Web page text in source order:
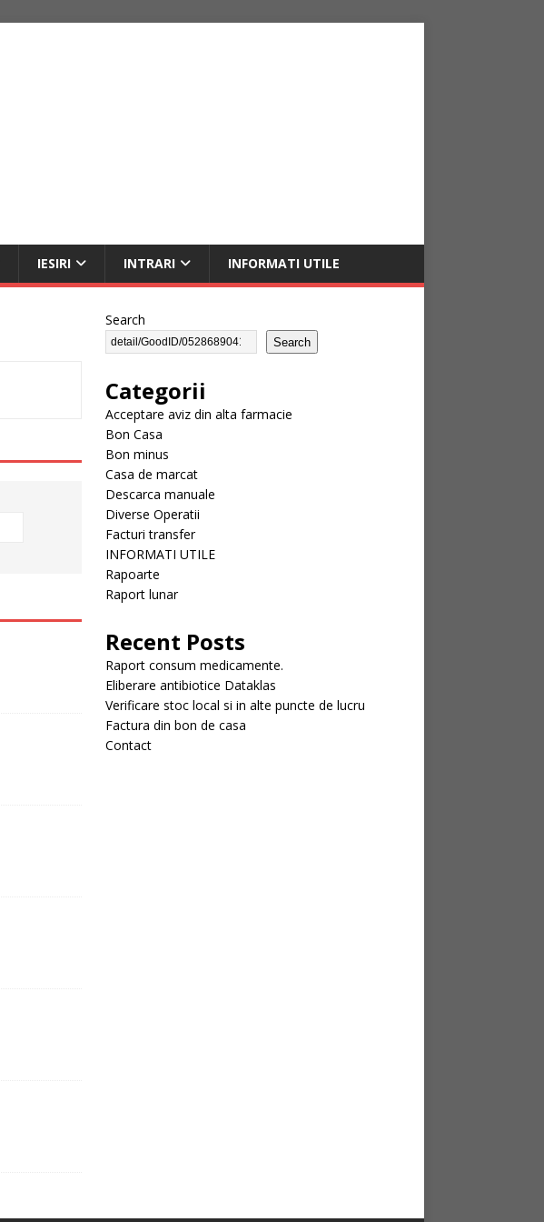
IESIRI INTRARI INFORMATI UTILE
Search
Search
Categorii
Acceptare aviz din alta farmacie
Bon Casa
Bon minus
Casa de marcat
Descarca manuale
Diverse Operatii
Facturi transfer
INFORMATI UTILE
Rapoarte
Raport lunar
Recent Posts
Raport consum medicamente.
Eliberare antibiotice Dataklas
Verificare stoc local si in alte puncte de lucru
Factura din bon de casa
Contact